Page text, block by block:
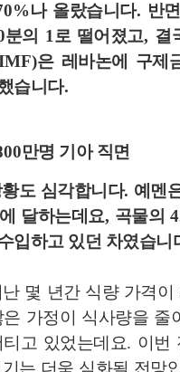
나 올랐습니다. 반
분의 1로 떨어졌고, 결
은 레바논에 구제
습니다.
만명 기아 직면
도 심각합니다. 예멘
에 달하는데요, 곡물의
입하고 있던 차였습니
몇 년간 식량 가격이
가정이 식사량을 줄
고 있었는데요. 이번